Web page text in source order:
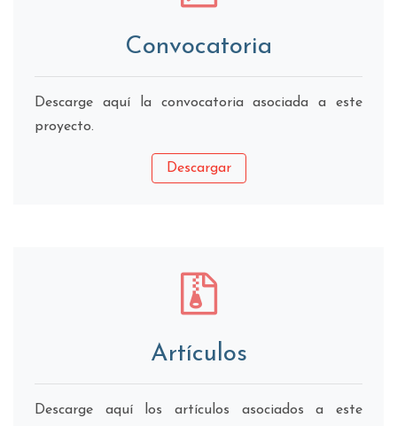
Convocatoria
Descarge aquí la convocatoria asociada a este
proyecto.
Descargar
Artículos
Descarge aquí los artículos asociados a este